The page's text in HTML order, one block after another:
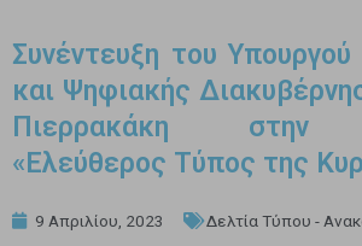
Συνέντευξη του Υπουργού
και Ψηφιακής
Πιερρακάκη στην
«Ελεύθερος Τύπος της
9 Απριλίου, 2023 Δελτία Τύπου -